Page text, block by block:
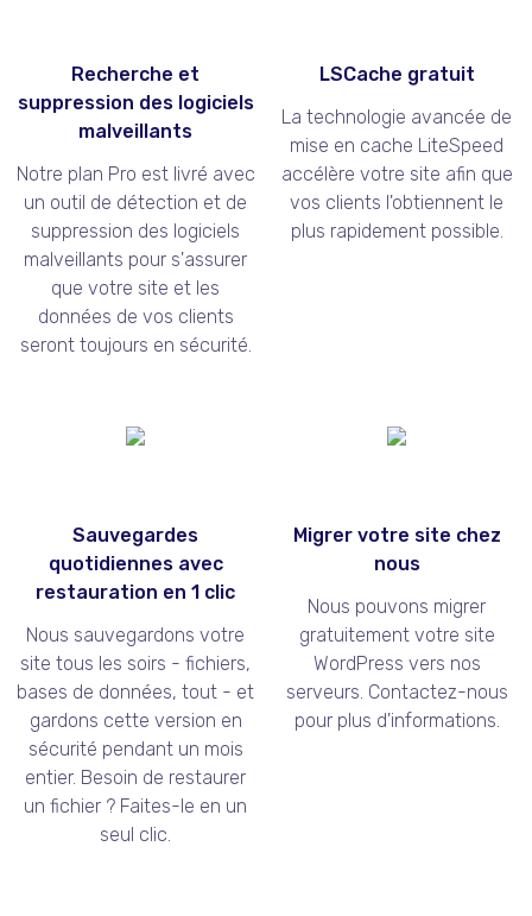
Recherche et
suppression des logiciels
malveillants
Notre plan Pro est livré avec
un outil de détection et de
suppression des logiciels
malveillants pour s'assurer
que votre site et les
données de vos clients
seront toujours en sécurité.
LSCache gratuit
La technologie avancée de
mise en cache LiteSpeed
accélère votre site afin que
vos clients l'obtiennent le
plus rapidement possible.
Sauvegardes
quotidiennes avec
restauration en 1 clic
Nous sauvegardons votre
site tous les soirs - fichiers,
bases de données, tout - et
gardons cette version en
sécurité pendant un mois
entier. Besoin de restaurer
un fichier ? Faites-le en un
seul clic.
Migrer votre site chez
nous
Nous pouvons migrer
gratuitement votre site
WordPress vers nos
serveurs. Contactez-nous
pour plus d'informations.